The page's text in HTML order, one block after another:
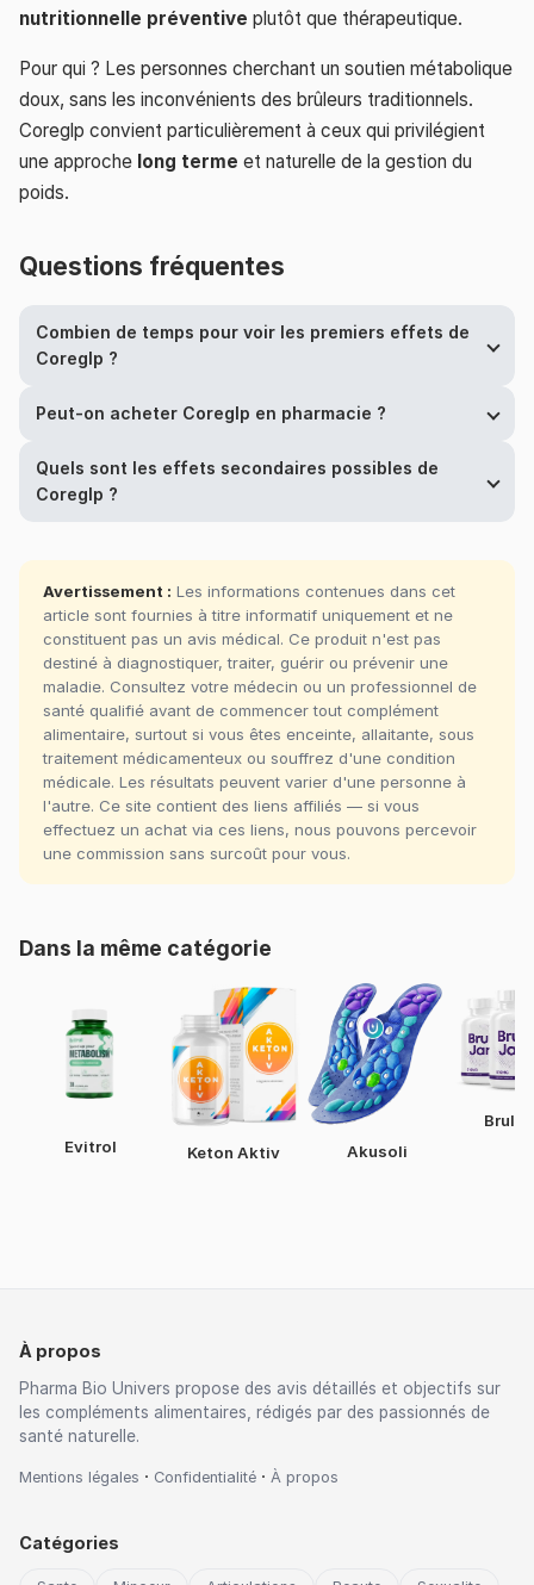
nutritionnelle préventive plutôt que thérapeutique.
Pour qui ? Les personnes cherchant un soutien métabolique
doux, sans les inconvénients des brûleurs traditionnels.
Coreglp convient particulièrement à ceux qui privilégient
une approche long terme et naturelle de la gestion du
poids.
Questions fréquentes
Combien de temps pour voir les premiers effets de
Coreglp ?
Peut-on acheter Coreglp en pharmacie ?
Quels sont les effets secondaires possibles de
Coreglp ?
Avertissement : Les informations contenues dans cet
article sont fournies à titre informatif uniquement et ne
constituent pas un avis médical. Ce produit n'est pas
destiné à diagnostiquer, traiter, guérir ou prévenir une
maladie. Consultez votre médecin ou un professionnel de
santé qualifié avant de commencer tout complément
alimentaire, surtout si vous êtes enceinte, allaitante, sous
traitement médicamenteux ou souffrez d'une condition
médicale. Les résultats peuvent varier d'une personne à
l'autre. Ce site contient des liens affiliés — si vous
effectuez un achat via ces liens, nous pouvons percevoir
une commission sans surcoût pour vous.
Dans la même catégorie
Evitrol Keton Aktiv Akusoli
À propos
Pharma Bio Univers propose des avis détaillés et objectifs sur
les compléments alimentaires, rédigés par des passionnés de
santé naturelle.
Mentions légales · Confidentialité · À propos
Catégories